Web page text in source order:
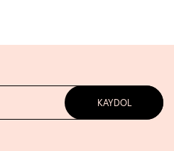
KAYDOL